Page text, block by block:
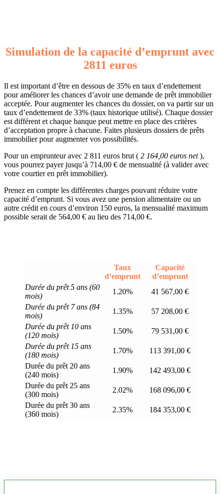
Simulation de la capacité d’emprunt avec
2811 euros
Il est important d’être en dessous de 35% en taux d’endettement
pour améliorer les chances d’avoir une demande de prêt immobilier
acceptée. Pour augmenter les chances du dossier, on va partir sur un
taux d’endettement de 33% (taux historique utilisé). Chaque dossier
est différent et chaque banque peut mettre en place des critères
d’acceptation propre à chacune. Faites plusieurs dossiers de prêts
immobilier pour augmenter vos possibilités.
Pour un emprunteur avec 2 811 euros brut ( 2 164,00 euros net),
vous pourrez payer jusqu’à 714,00 € de mensualité (à valider avec
votre courtier en prêt immobilier).
Prenez en compte les différentes charges pouvant réduire votre
capacité d’emprunt. Si vous avez une pension alimentaire ou un
autre crédit en cours d’environ 150 euros, la mensualité maximum
possible serait de 564,00 € au lieu des 714,00 €.
Taux
d’emprunt
Capacité
d’emprunt
Durée du prêt 5 ans (60
mois)
1.20%
41 567,00 €
Durée du prêt 7 ans (84
mois)
1.35%
57 208,00 €
Durée du prêt 10 ans
(120 mois)
1.50%
79 531,00 €
Durée du prêt 15 ans
(180 mois)
1.70%
113 391,00 €
Durée du prêt 20 ans
(240 mois)
1.90%
142 493,00 €
Durée du prêt 25 ans
(300 mois)
2.02%
168 096,00 €
Durée du prêt 30 ans
(360 mois)
2.35% 184 353,00 €